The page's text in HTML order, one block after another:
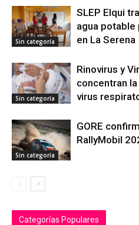
Sin categoría
SLEP Elqui
agua potable
en La Serena
Sin categoría
Rinovirus y
concentran
virus
Sin categoría
GORE
RallyMobil
Categorías Populares